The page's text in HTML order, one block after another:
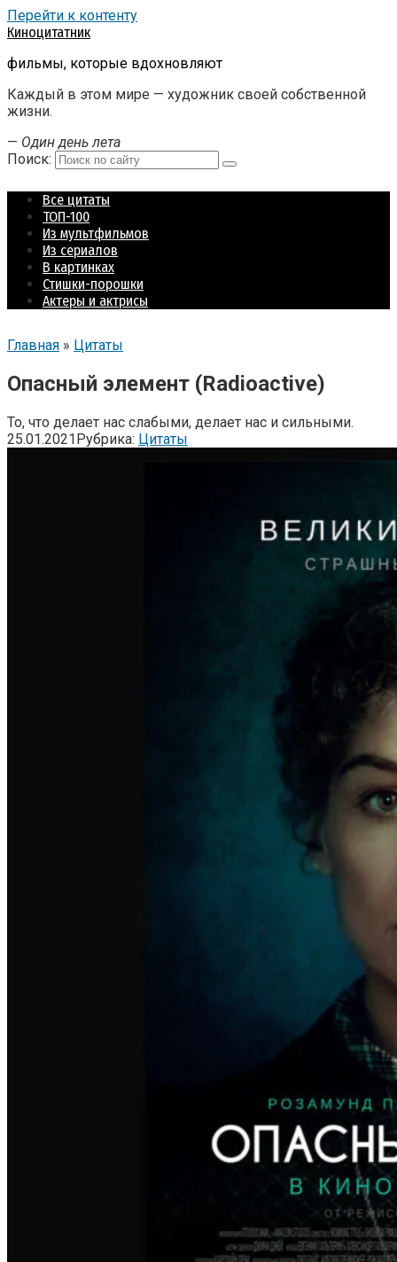
Перейти к контенту
Киноцитатник
фильмы, которые вдохновляют
Каждый в этом мире — художник своей собственной
жизни.
— Один день лета
Поиск:
Все цитаты
ТОП-100
Из мультфильмов
Из сериалов
В картинках
Стишки-порошки
Актеры и актрисы
Главная » Цитаты
Опасный элемент (Radioactive)
То, что делает нас слабыми, делает нас и сильными.
25.01.2021Рубрика: Цитаты